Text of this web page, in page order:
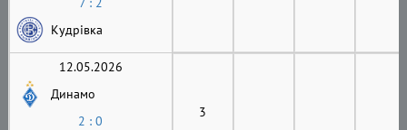
Кудрівка
12.05.2026
Динамо
2 : 0
3